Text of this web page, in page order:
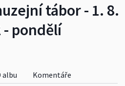
tábor - 1. 8.
- pondělí
albu Komentáře